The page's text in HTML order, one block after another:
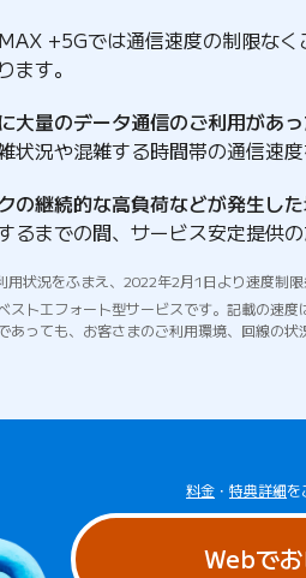
+5Gでは通信速度の制限な
ます。
大量のデータ通信のご利用があ
状況や混雑する時間帯の通信速
の継続的な高負荷などが発生し
るまでの間、サービス安定提供
用状況をふまえ、2022年2月1日より速度制限
ストエフォート型サービスです。記載の速
あっても、お客さまのご利用環境、回線の状
料金 ・ 特典詳細を
Webで